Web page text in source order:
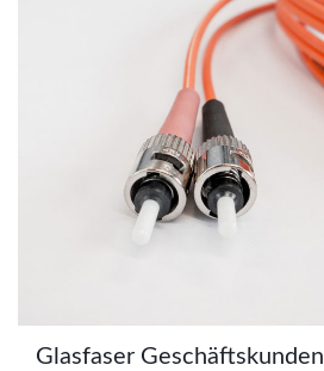
Glasfaser Geschäftskunden